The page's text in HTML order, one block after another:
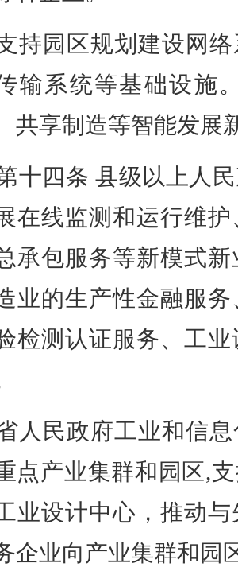
持园区规划建设网
输系统等基础设施
共享制造等智能发展
十四条 县级以上人
在线监测和运行维
承包服务等新模式
业的生产性金融服
检测认证服务、工
人民政府工业和信
点产业集群和园区,
业设计中心，推动
企业向产业集群和园